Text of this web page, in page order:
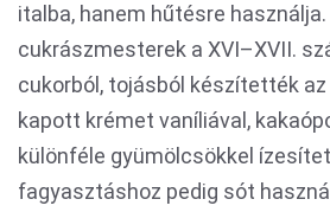
italba, hanem hűtésre használja.
cukrászmesterek a XVI–XVII.
cukorból, tojásból készítették
kapott krémet vaníliával,
különféle gyümölcsökkel
fagyasztáshoz pedig sót